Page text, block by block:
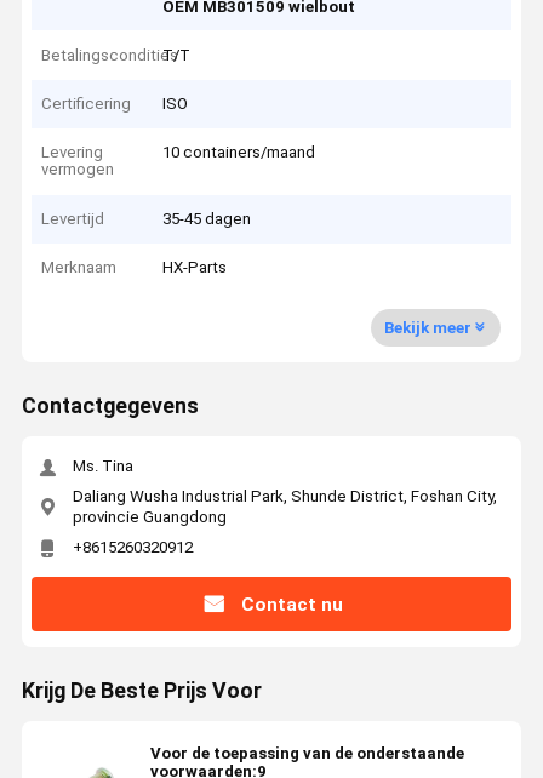
OEM MB301509 wielbout
Betalingscondities
T/T
Certificering ISO
Levering
vermogen
10 containers/maand
Levertijd 35-45 dagen
Merknaam HX-Parts
Bekijk meer
Contactgegevens
Ms. Tina
Daliang Wusha Industrial Park, Shunde District, Foshan City,
provincie Guangdong
+8615260320912
Contact nu
Krijg De Beste Prijs Voor
Voor de toepassing van de onderstaande
voorwaarden:9